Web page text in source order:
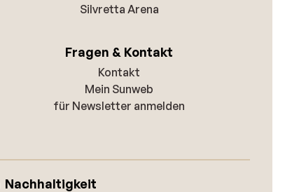
Silvretta Arena
Fragen & Kontakt
Kontakt
Mein Sunweb
für Newsletter anmelden
Nachhaltigkeit